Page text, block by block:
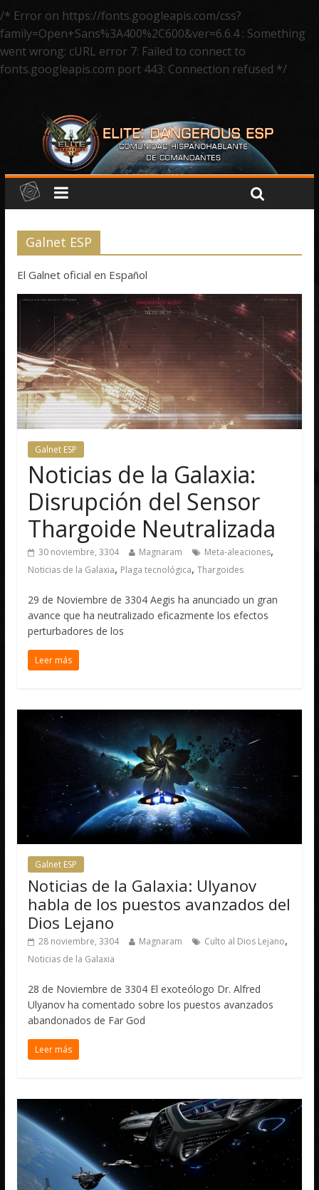
/* Error on https://fonts.googleapis.com/css?
family=Open+Sans%3A400%2C600&ver=6.6.4 : Something
went wrong: cURL error 7: Failed to connect to
fonts.googleapis.com port 443: Connection refused */
Galnet ESP
El Galnet oficial en Español
Galnet ESP
Noticias de la Galaxia:
Disrupción del Sensor
Thargoide Neutralizada
30 noviembre, 3304 Magnaram Meta-aleaciones,
Noticias de la Galaxia, Plaga tecnológica,Thargoides
29 de Noviembre de 3304 Aegis ha anunciado un gran
avance que ha neutralizado eficazmente los efectos
perturbadores de los
Leer más
Galnet ESP
Noticias de la Galaxia: Ulyanov
habla de los puestos avanzados del
Dios Lejano
28 noviembre, 3304 Magnaram Culto al Dios Lejano,
Noticias de la Galaxia
28 de Noviembre de 3304 El exoteólogo Dr. Alfred
Ulyanov ha comentado sobre los puestos avanzados
abandonados de Far God
Leer más